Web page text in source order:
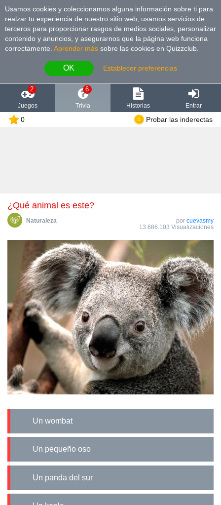
Usamos cookies y coleccionamos alguna información sobre ti para
realzar tu experiencia de nuestro sitio web; usamos servicios de
terceros para proporcionar rasgos de medios sociales, personalizar
contenido y anuncios, y asegurarnos que la página web funciona
correctamente. Aprender más sobre las cookies en Quizzclub.
OK Establecer preferencias
2
Juegos
6
Trivia Historias Entrar
0 Probar las inderectas
¿Qué animal es este?
Naturaleza por cuevasmy
13.686.103 Visualizaciones
Un wombat
Un pequeño oso
Un panda del sur